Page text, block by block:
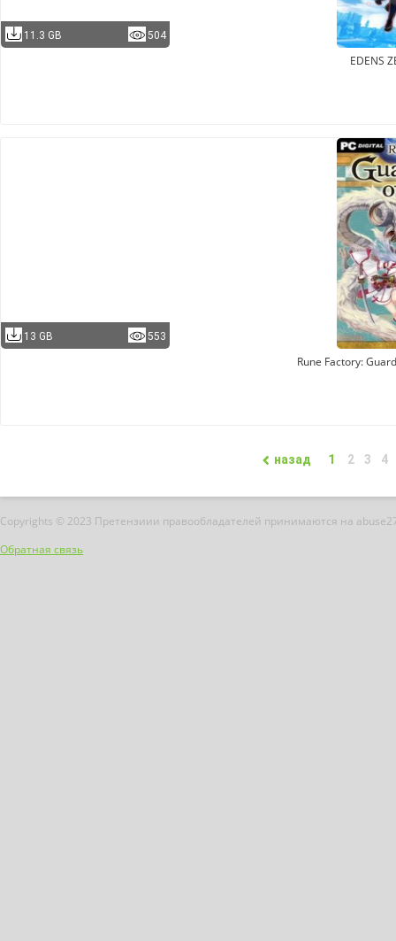
11.3 GB 504
EDENS
13 GB 553
Rune Factory:
назад 1 2 3 4
Copyrights © 2023 Претензиии правообладателей принимаются на
Обратная связь